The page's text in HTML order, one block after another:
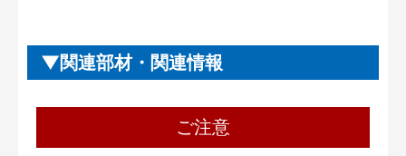
関連部材・関連情報
ご注意